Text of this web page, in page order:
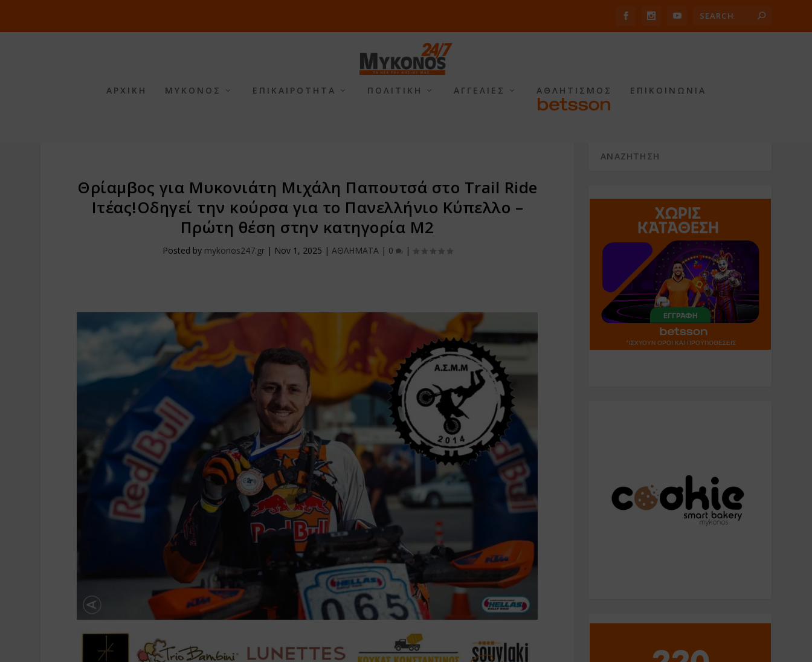
ΑΡΧΙΚΗ ΜΥΚΟΝΟΣ ΕΠΙΚΑΙΡΟΤΗΤΑ ΠΟΛΙΤΙΚΗ ΑΓΓΕΛΙΕΣ ΑΘΛΗΤΙΣΜΟΣ ΕΠΙΚΟΙΝΩΝΙΑ
Θρίαμβος για Μυκονιάτη Μιχάλη Παπουτσά στο Trail Ride
Ιτέας!Οδηγεί την κούρσα για το Πανελλήνιο Κύπελλο –
Πρώτη θέση στην κατηγορία Μ2
Posted by mykonos247.gr| Nov 1, 2025 | ΑΘΛΗΜΑΤΑ | 0 |